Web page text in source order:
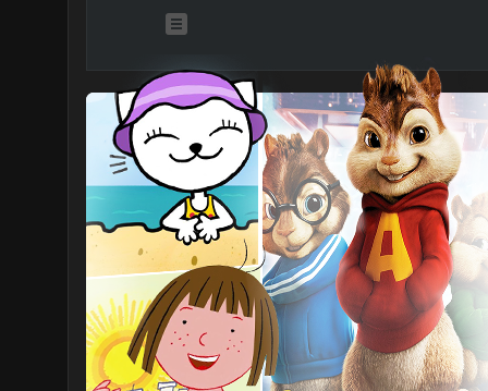
Dowiedz się więcej:
https://zmianynaziemi.pl/wiadomosc/eskalacja-
Wesprzyjcie nas za pomocą:
https://zmianynaziemi.pl/donate
https://zrzutka.pl/vyjjwr
https://www.patreon.com/znz
ZmianynaZiemi w serwisach społecznościowych:
https://twitter.com/zmianynaziemi
https://www.facebook.com/portalZnZ/
https://discord.gg/qs9NVGq
Zapraszamy na inne nasze kanały:
TYLKONAUKA -https://www.youtube.com/channel/
TYLKOMEDYCYNA -https://www.youtube.com/
TYLKOGRAMY -
https://www.youtube.com/channel/
INNEMEDIUM: https://www.youtube.com/user/
Zostań naszym patronem: